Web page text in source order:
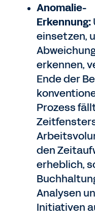
Anomalie-
Erkennung:
einsetzen,
erkennen,
Ende der
Prozess
den
erheblich,
Analysen
Initiativen